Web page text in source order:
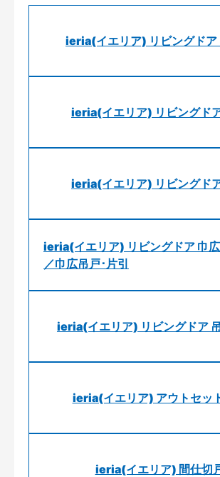
ieria(イエリア) リビングドア
ieria(イエリア) リビングド
ieria(イエリア) リビングド
ieria(イエリア) リビングドア 巾
／巾広吊戸･片引
ieria(イエリア) リビングドア
ieria(イエリア) アウトセッ
ieria(イエリア) 間仕切